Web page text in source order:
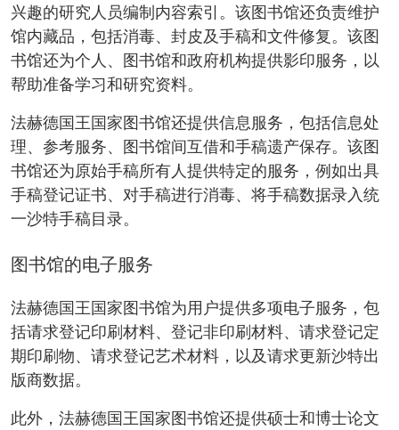
兴趣的研究人员编制内容索引。该图书馆还负责维护
馆内藏品，包括消毒、封皮及手稿和文件修复。该图
书馆还为个人、图书馆和政府机构提供影印服务，以
帮助准备学习和研究资料。
法赫德国王国家图书馆还提供信息服务，包括信息处
理、参考服务、图书馆间互借和手稿遗产保存。该图
书馆还为原始手稿所有人提供特定的服务，例如出具
手稿登记证书、对手稿进行消毒、将手稿数据录入统
一沙特手稿目录。
图书馆的电子服务
法赫德国王国家图书馆为用户提供多项电子服务，包
括请求登记印刷材料、登记非印刷材料、请求登记定
期印刷物、请求登记艺术材料，以及请求更新沙特出
版商数据。
此外，法赫德国王国家图书馆还提供硕士和博士论文